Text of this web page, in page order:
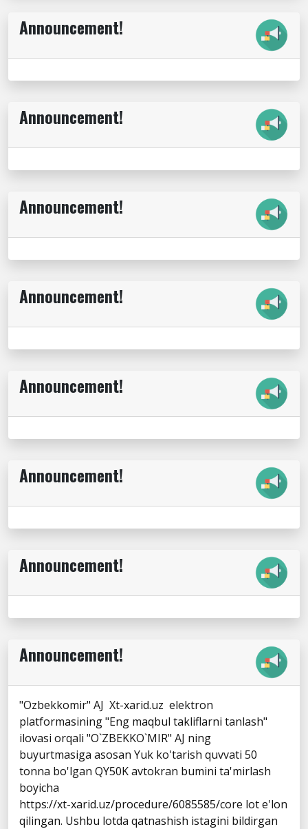
Announcement!
Announcement!
Announcement!
Announcement!
Announcement!
Announcement!
Announcement!
Announcement!
"Ozbekkomir" AJ Xt-xarid.uz elektron
platformasining "Eng maqbul takliflarni tanlash"
ilovasi orqali "O`ZBEKKO`MIR" AJ ning
buyurtmasiga asosan Yuk ko'tarish quvvati 50
tonna bo'lgan QY50K avtokran bumini ta'mirlash
boyicha
https://xt-xarid.uz/procedure/6085585/core lot e'lon
qilingan. Ushbu lotda qatnashish istagini bildirgan